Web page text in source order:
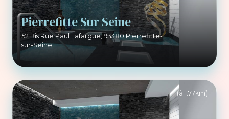
Pierrefitte Sur Seine
52 Bis Rue Paul Lafargue, 93380 Pierrefitte-
sur-Seine
(à 1.77km)